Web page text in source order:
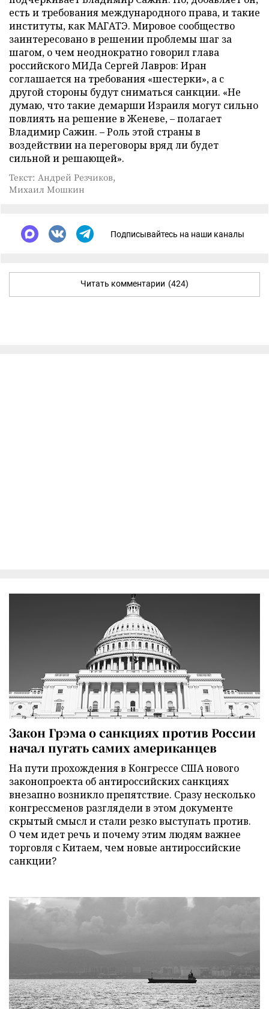
есть и требования международного права, и такие
институты, как МАГАТЭ. Мировое сообщество
заинтересовано в решении проблемы шаг за
шагом, о чем неоднократно говорил глава
российского МИДа Сергей Лавров: Иран
соглашается на требования «шестерки», а с
другой стороны будут сниматься санкции. «Не
думаю, что такие демарши Израиля могут сильно
повлиять на решение в Женеве, – полагает
Владимир Сажин. – Роль этой страны в
воздействии на переговоры вряд ли будет
сильной и решающей».
Текст: Андрей Резчиков,
Михаил Мошкин
Подписывайтесь на наши каналы
Читать комментарии (424)
Закон Грэма о санкциях против России
начал пугать самих американцев
На пути прохождения в Конгрессе США нового
законопроекта об антироссийских санкциях
внезапно возникло препятствие. Сразу несколько
конгрессменов разглядели в этом документе
скрытый смысл и стали резко выступать против.
О чем идет речь и почему этим людям важнее
торговля с Китаем, чем новые антироссийские
санкции?